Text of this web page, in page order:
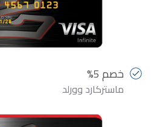
خصم 5%
ماستركارد وورلد